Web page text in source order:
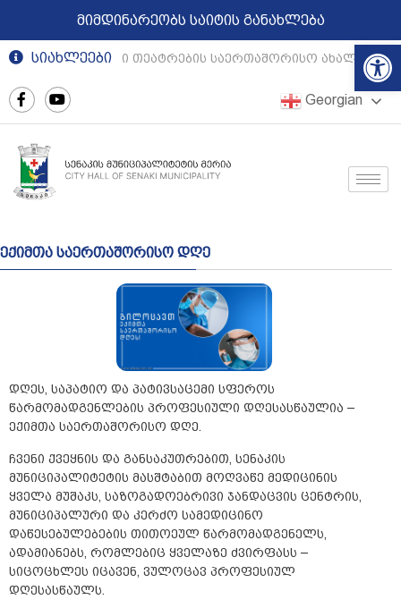
მიმდინარეობს საიტის განახლება
სიახლეები
რეგიონული თეატრების საერთაშორისო
Georgian
ექიმთა საერთაშორისო დღე
დღეს, საპატიო და პატივსაცემი სფეროს
წარმომადგენლების პროფესიული დღესასწაულია –
ექიმთა საერთაშორისო დღე.
ჩვენი ქვეყნის და განსაკუთრებით, სენაკის
მუნიციპალიტეტის მასშტაბით მოღვაწე მედიცინის
ყველა მუშაკს, საზოგადოებრივი ჯანდაცვის ცენტრის,
მუნიციპალური და კერძო სამედიცინო
დაწესებულებების თითოეულ წარმომადგენელს,
ადამიანებს, რომლებიც ყველაზე ძვირფასს –
სიცოცხლეს იცავენ, ვულოცავ პროფესიულ
დღესასწაულს.